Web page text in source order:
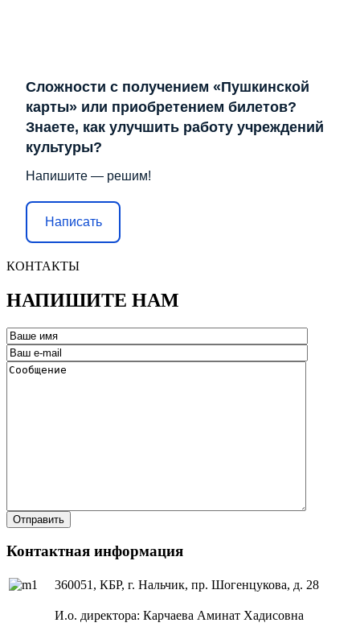
Сложности с получением «Пушкинской
карты» или приобретением билетов?
Знаете, как улучшить работу учреждений
культуры?
Напишите — решим!
Написать
КОНТАКТЫ
НАПИШИТЕ НАМ
Отправить
Контактная информация
360051, КБР, г. Нальчик, пр. Шогенцукова, д. 28
И.о. директора: Карчаева Аминат Хадисовна